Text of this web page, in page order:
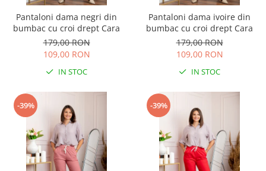
Pantaloni dama negri din
bumbac cu croi drept Cara
179,00 RON
109,00 RON
IN STOC
Pantaloni dama ivoire din
bumbac cu croi drept Cara
179,00 RON
109,00 RON
IN STOC
-39% -39%